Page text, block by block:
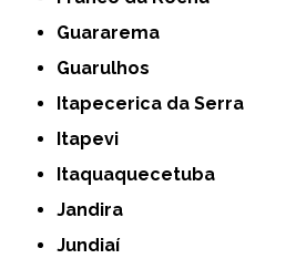
Guararema
Guarulhos
Itapecerica da Serra
Itapevi
Itaquaquecetuba
Jandira
Jundiaí